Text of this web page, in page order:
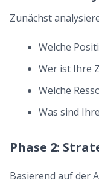
Zunächst
Welche
Wer ist Ihre
Welche
Was sind
Phase 2:
Basierend auf der